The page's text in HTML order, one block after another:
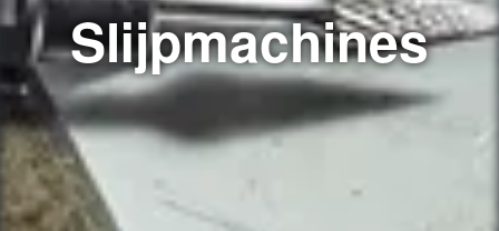
Slijpmachines